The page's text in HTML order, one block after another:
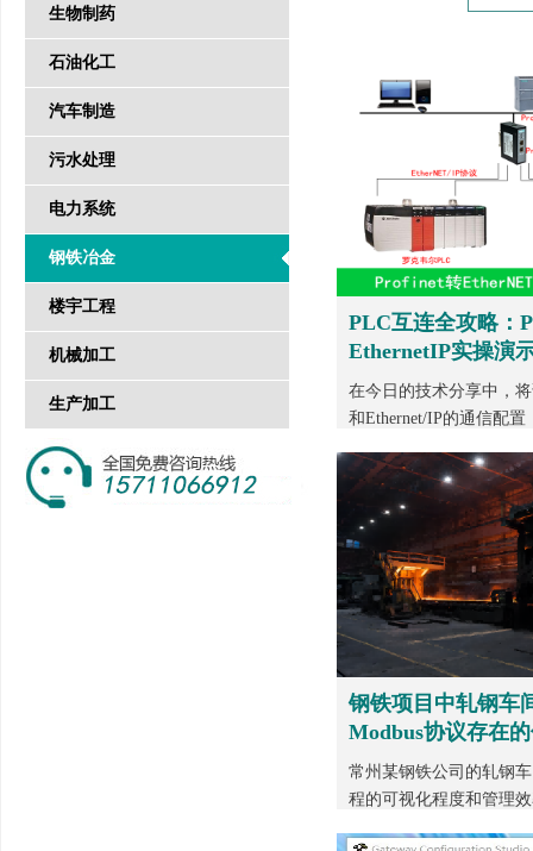
生物制药
石油化工
汽车制造
污水处理
电力系统
钢铁冶金
楼宇工程
机械加工
生产加工
PLC互连全攻略：
EthernetIP实操演
在今日的技术分享中，
和Ethernet/IP的通信配置
钢铁项目中轧钢车
Modbus协议存在
常州某钢铁公司的轧钢
程的可视化程度和管理